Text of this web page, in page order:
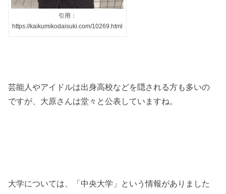
引用：
https://kaikumikodaisuki.com/10269.html
芸能人やアイドルは出身高校などを隠される方も多いの
ですが、大原さんは堂々と公表していますね。
大学については、「中央大学」という情報がありました